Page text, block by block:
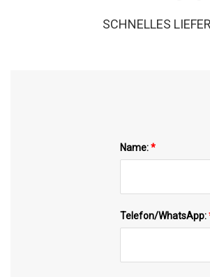
SCHNELLES
Name:*
Telefon/WhatsApp: